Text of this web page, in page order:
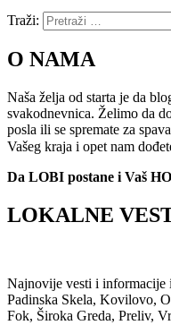
Traži:
O NAMA
Naša želja od starta je da
svakodnevnica. Želimo da
posla ili se spremate za
Vašeg kraja i opet nam
Da LOBI postane i Vaš
LOKALNE
Najnovije vesti i informacije
Padinska Skela, Kovilovo,
Fok, Široka Greda, Preliv,